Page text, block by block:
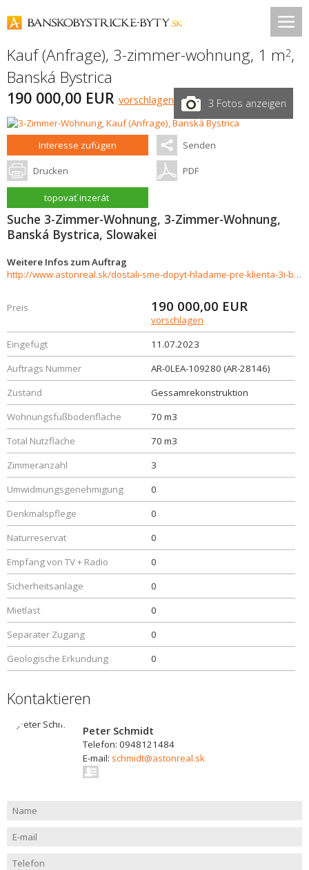
Kauf (Anfrage), 3-zimmer-wohnung, 1 m2,
Banská Bystrica
190 000,00 EUR vorschlagen 3 Fotos anzeigen
Interesse zufügen Senden
Drucken PDF
topovať inzerát
Suche 3-Zimmer-Wohnung, 3-Zimmer-Wohnung,
Banská Bystrica, Slowakei
Weitere Infos zum Auftrag
http://www.astonreal.sk/dostali-sme-dopyt-hladame-pre-klienta-3i-byt-do-190-000-b-bystrica-751553
Preis 190 000,00 EUR
vorschlagen
Eingefügt
11.07.2023
Auftrags Nummer
AR-0LEA-109280 (AR-28146)
Zustand
Gessamrekonstruktion
Wohnungsfußbodenfläche
70 m3
Total Nutzfläche
70 m3
Zimmeranzahl
3
Umwidmungsgenehmigung
0
Denkmalspflege
0
Naturreservat
0
Empfang von TV + Radio
0
Sicherheitsanlage
0
Mietlast
0
Separater Zugang
0
Geologische Erkundung
0
Kontaktieren
Peter Schmidt
Telefon: 0948121484
E-mail: schmidt@astonreal.sk